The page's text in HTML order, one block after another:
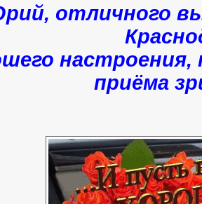
отличного
настроения,
приёма